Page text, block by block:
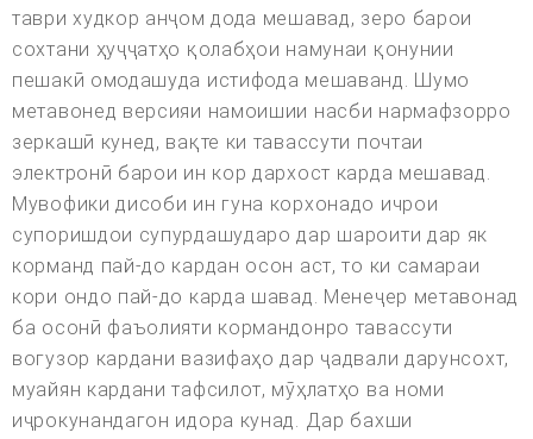
таври худкор анҷом дода мешавад, зеро барои
сохтани ҳуҷҷатҳо қолабҳои намунаи қонунии
пешакӣ омодашуда истифода мешаванд. Шумо
метавонед версияи намоишии насби нармафзорро
зеркашӣ кунед, вақте ки тавассути почтаи
электронӣ барои ин кор дархост карда мешавад.
Мувофики дисоби ин гуна корхонадо ичрои
супоришдои супурдашударо дар шароити дар як
корманд пай-до кардан осон аст, то ки самараи
кори ондо пай-до карда шавад. Менеҷер метавонад
ба осонӣ фаъолияти кормандонро тавассути
вогузор кардани вазифаҳо дар ҷадвали дарунсохт,
муайян кардани тафсилот, мӯҳлатҳо ва номи
иҷрокунандагон идора кунад. Дар бахши